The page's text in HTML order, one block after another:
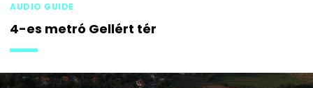
AUDIO GUIDE
4-es metró Gellért tér